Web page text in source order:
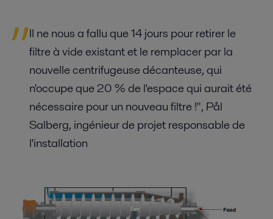
Il ne nous a fallu que 14 jours pour retirer le
filtre à vide existant et le remplacer par la
nouvelle centrifugeuse décanteuse, qui
n'occupe que 20 % de l'espace qui aurait été
nécessaire pour un nouveau filtre !", Pål
Salberg, ingénieur de projet responsable de
l'installation